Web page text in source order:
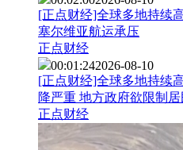
[正点财经]全球多地持续
塞尔维亚航运承压
正点财经
00:01:242026-08-10
[正点财经]全球多地持续
降严重 地方政府欲限制
正点财经